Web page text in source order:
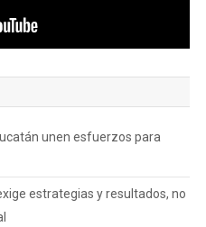
unen esfuerzos para
estrategias y resultados, no